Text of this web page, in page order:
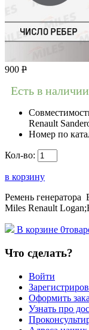
900 Р
Есть в наличии
Renault
Номер по
Кол-во:
в корзину
Ремень
Miles Renault
В корзине 0
Что сделать?
Войти
Оформить
Узнать про